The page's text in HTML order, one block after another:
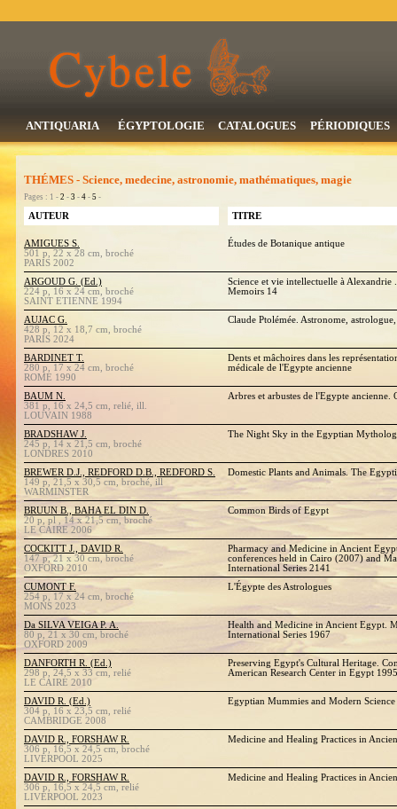
ANTIQUARIA ÉGYPTOLOGIE CATALOGUES PÉRIODIQUES
THÉMES - Science, medecine, astronomie, mathématiques, magie
Pages : 1 - 2 - 3 - 4 - 5 -
AUTEUR TITRE
AMIGUES S.
501 p, 22 x 28 cm, broché
PARIS 2002
Études de Botanique antique
ARGOUD G. (Ed.)
224 p, 16 x 24 cm, broché
SAINT ETIENNE 1994
Science et vie intellectuelle à Alexandrie
Memoirs 14
AUJAC G.
428 p, 12 x 18,7 cm, broché
PARIS 2024
Claude Ptolémée. Astronome,
BARDINET T.
280 p, 17 x 24 cm, broché
ROME 1990
Dents et mâchoires dans les
médicale de l'Egypte ancienne
BAUM N.
381 p, 16 x 24,5 cm, relié, ill.
LOUVAIN 1988
Arbres et arbustes de l'Egypte ancienne.
BRADSHAW J.
245 p, 14 x 21,5 cm, broché
LONDRES 2010
The Night Sky in the Egyptian
BREWER D.J., REDFORD D.B., REDFORD S.
149 p, 21,5 x 30,5 cm, broché, ill
WARMINSTER
Domestic Plants and Animals. The
BRUUN B., BAHA EL DIN D.
20 p, pl , 14 x 21,5 cm, broché
LE CAIRE 2006
Common Birds of Egypt
COCKITT J., DAVID R.
147 p, 21 x 30 cm, broché
OXFORD 2010
Pharmacy and Medicine in Ancient
conferences held in Cairo (2007) and
International Series 2141
CUMONT F.
254 p, 17 x 24 cm, broché
MONS 2023
L'Égypte des Astrologues
Da SILVA VEIGA P. A.
80 p, 21 x 30 cm, broché
OXFORD 2009
Health and Medicine in Ancient Egypt.
International Series 1967
DANFORTH R. (Ed.)
298 p, 24,5 x 33 cm, relié
LE CAIRE 2010
Preserving Egypt's Cultural Heritage.
American Research Center in Egypt
DAVID R. (Ed.)
304 p, 16 x 23,5 cm, relié
CAMBRIDGE 2008
Egyptian Mummies and Modern Science
DAVID R., FORSHAW R.
306 p, 16,5 x 24,5 cm, broché
LIVERPOOL 2025
Medicine and Healing Practices in
DAVID R., FORSHAW R.
306 p, 16,5 x 24,5 cm, relié
LIVERPOOL 2023
Medicine and Healing Practices in